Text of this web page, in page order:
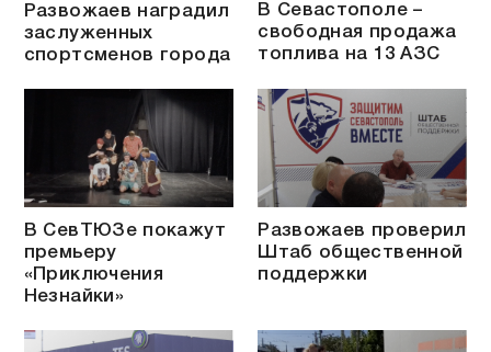
Развожаев наградил
заслуженных
спортсменов города
В Севастополе –
свободная продажа
топлива на 13 АЗС
В СевТЮЗе покажут
премьеру
«Приключения
Незнайки»
Развожаев проверил
Штаб общественной
поддержки